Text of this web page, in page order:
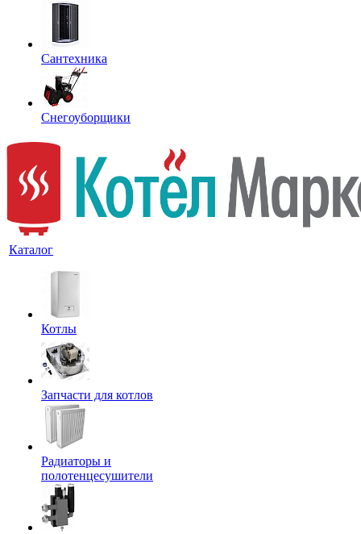
Сантехника
Снегоуборщики
Каталог
Котлы
Запчасти для котлов
Радиаторы и
полотенцесушители